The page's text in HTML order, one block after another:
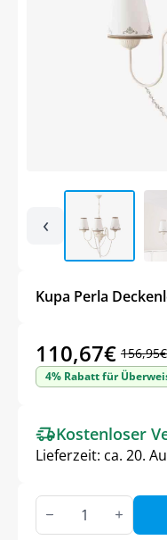
‹
Kupa Perla
156,95€
Preis
156,95€
110,67€
Aktueller
Preis
110,67€.
4% Rabatt für
Kostenloser
Lieferzeit: ca. 20.
Kupa
Perla
Deckenleuchte